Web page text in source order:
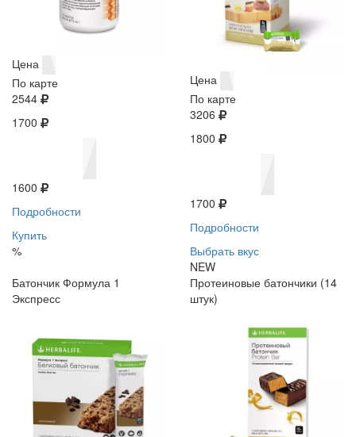
Цена
По карте
2544
1700
1600
Подробности
Купить
%
Цена
По карте
3206
1800
1700
Подробности
Выбрать вкус
NEW
Батончик Формула 1
Экспресс
Протеиновые батончики (14
штук)